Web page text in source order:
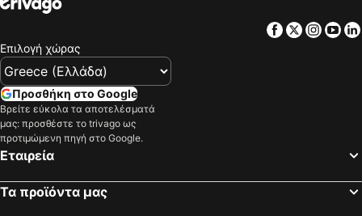
Facebook
Twitter
Επιλογή χώρας
Προσθήκη στο Google
Βρείτε εύκολα τα αποτελέσματά
μας: προσθέστε το trivago ως
προτιμώμενη πηγή στο Google.
Εταιρεία
Τα προϊόντα μας